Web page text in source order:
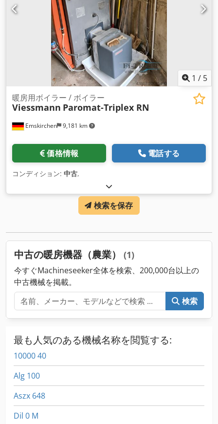
1 / 5
Emskirchen 9,181 km
暖房用ボイラー / ボイラー
Viessmann Paromat-Triplex RN
価格情報 電話する
コンディション: 中古,
検索を保存
中古の暖房機器（農業） (1)
今すぐMachineseeker全体を検索、200,000台以上の
中古機械を掲載。
検索
最も人気のある機械名称を閲覧する:
10000 40
Alg 100
Aszx 648
Dil 0 M